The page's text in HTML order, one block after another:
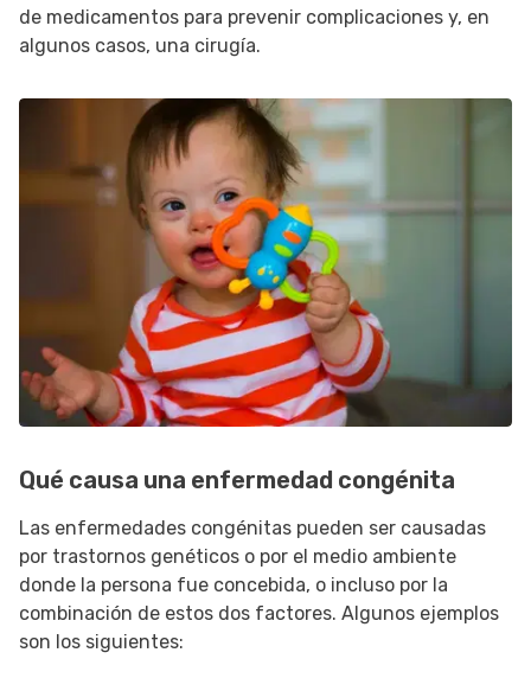
de medicamentos para prevenir complicaciones y, en
algunos casos, una cirugía.
Qué causa una enfermedad congénita
Las enfermedades congénitas pueden ser causadas
por trastornos genéticos o por el medio ambiente
donde la persona fue concebida, o incluso por la
combinación de estos dos factores. Algunos ejemplos
son los siguientes: